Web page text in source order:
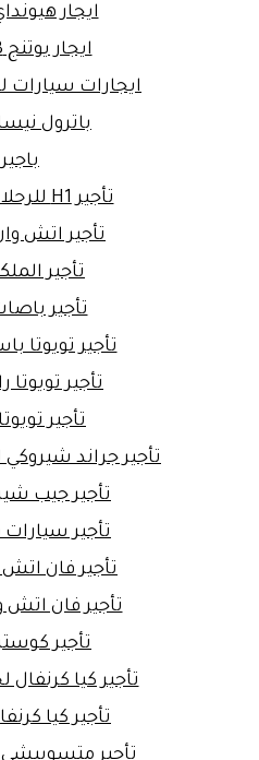
ايجار
ايجار يوتنج 33 راكب
ايجارات سيارات
باترول نيسان
تأجير H1 للرحلات العائلية
تأجير اتش
تأجير
تأجير
تأجير تويوتا
تأجير تويوتا
تأجير
تأجير جراند
تأجير جيب
تأجير
تأجير فان اتش وان
تأجير فان اتش
تأجير
تأجير كيا كرنفال
تأجير كيا
تأجير